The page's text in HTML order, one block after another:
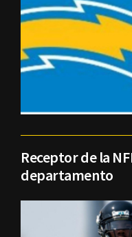
Receptor de la
departamento